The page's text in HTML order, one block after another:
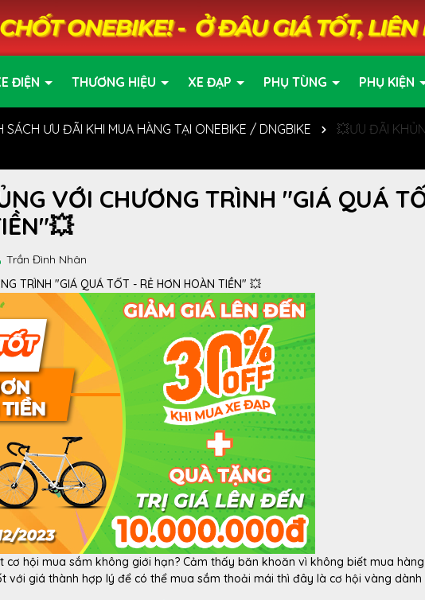
ĐIỆN THƯƠNG HIỆU XE ĐẠP PHỤ TÙNG PHỤ KIỆN
SÁCH ƯU ĐÃI KHI MUA HÀNG TẠI ONEBIKE / DNGBIKE
💥ƯU ĐÃI
VỚI CHƯƠNG TRÌNH "GIÁ QUÁ
Trần Đình Nhân
TRÌNH "GIÁ QUÁ TỐT - RẺ HƠN HOÀN TIỀN" 💥
cơ hội mua sắm không giới hạn? Cảm thấy băn khoăn vì không biết mua
với giá thành hợp lý để có thể mua sắm thoải mái thì đây là cơ hội vàng dành